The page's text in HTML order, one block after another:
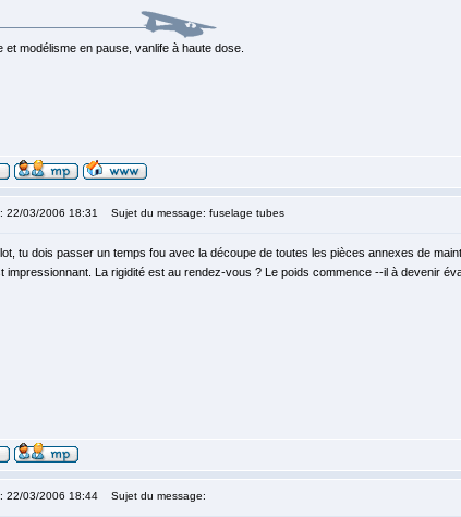
et modélisme en pause, vanlife à haute dose.
22/03/2006 18:31 Sujet du message: fuselage tubes
tu dois passer un temps fou avec la découpe de toutes les pièces annexes de
impressionnant. La rigidité est au rendez-vous ? Le poids commence --il à devenir
22/03/2006 18:44 Sujet du message: